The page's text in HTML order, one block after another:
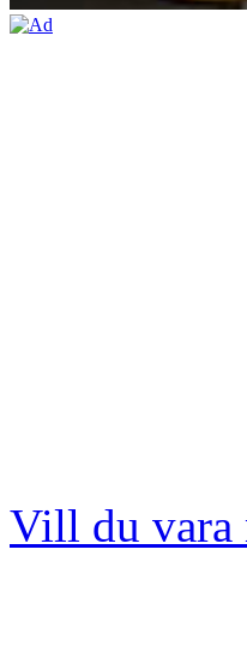
Vill du vara